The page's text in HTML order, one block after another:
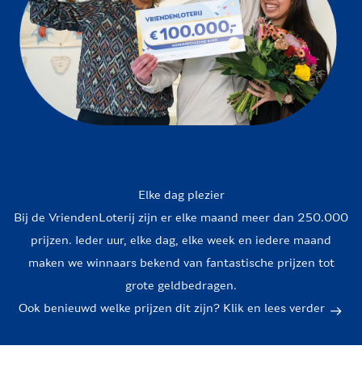
Elke dag plezier
Bij de VriendenLoterij zijn er elke maand meer dan 250.000
prijzen. Ieder uur, elke dag, elke week en iedere maand
maken we winnaars bekend van fantastische prijzen tot
grote geldbedragen.
Ook benieuwd welke prijzen dit zijn? Klik en lees verder